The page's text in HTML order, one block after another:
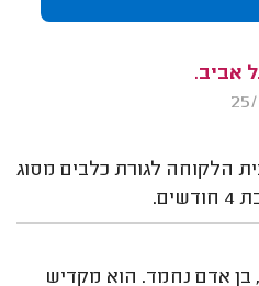
אביב.
הלקוחה לגורת כלבים מסוג
בן אדם נחמד. הוא מקדיש